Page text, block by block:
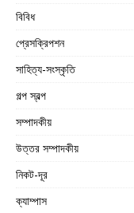
বিবিধ
প্রেসক্রিপশন
সাহিত্য-সংস্কৃতি
গল্প স্বল্প
সম্পাদকীয়
উত্তর সম্পাদকীয়
নিকট-দূর
ক্যাম্পাস